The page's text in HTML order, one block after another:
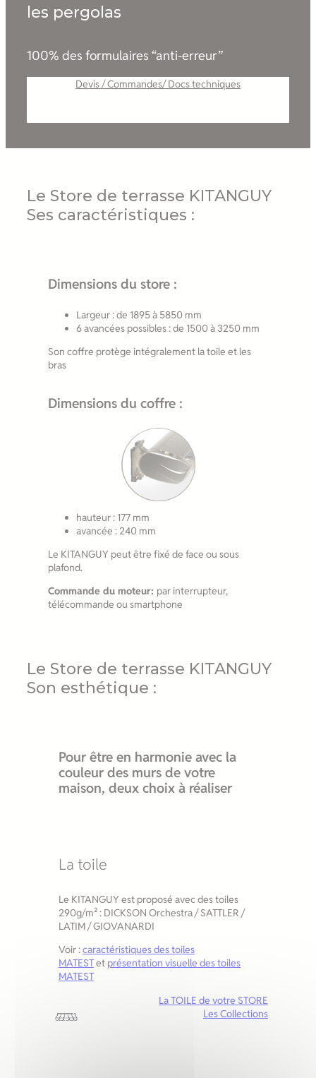
les pergolas
100% des formulaires “anti-erreur”
Devis / Commandes/ Docs techniques
Le Store de terrasse KITANGUY
Ses caractéristiques :
Dimensions du store :
Largeur : de 1895 à 5850 mm
6 avancées possibles : de 1500 à 3250 mm
Son coffre protège intégralement la toile et les
bras
Dimensions du coffre :
hauteur : 177 mm
avancée : 240 mm
Le KITANGUY peut être fixé de face ou sous
plafond.
Commande du moteur: par interrupteur,
télécommande ou smartphone
Le Store de terrasse KITANGUY
Son esthétique :
Pour être en harmonie avec la
couleur des murs de votre
maison, deux choix à réaliser
La toile
Le KITANGUY est proposé avec des toiles
290g/m² : DICKSON Orchestra / SATTLER /
LATIM / GIOVANARDI
Voir :caractéristiques des toiles
MATESTet présentation visuelle des toiles
MATEST
La TOILE de votre STORE
Les Collections